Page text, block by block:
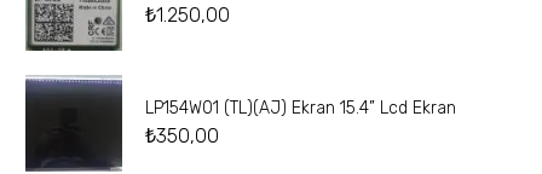
₺1.250,00
LP154W01 (TL)(AJ) Ekran 15.4” Lcd Ekran
₺350,00